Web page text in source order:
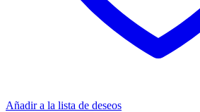
Añadir a la lista de deseos